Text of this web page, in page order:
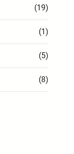
(19)
(1)
(5)
(8)